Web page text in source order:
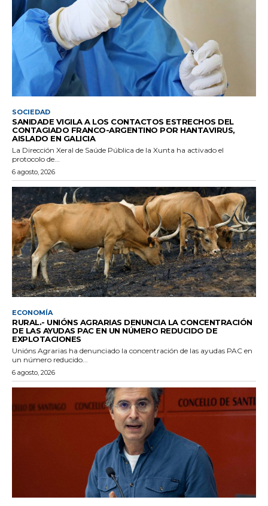
SOCIEDAD
SANIDADE VIGILA A LOS CONTACTOS ESTRECHOS DEL
CONTAGIADO FRANCO-ARGENTINO POR HANTAVIRUS,
AISLADO EN GALICIA
La Dirección Xeral de Saúde Pública de la Xunta ha activado el
protocolo de...
6 agosto, 2026
ECONOMÍA
RURAL.- UNIÓNS AGRARIAS DENUNCIA LA CONCENTRACIÓN
DE LAS AYUDAS PAC EN UN NÚMERO REDUCIDO DE
EXPLOTACIONES
Unións Agrarias ha denunciado la concentración de las ayudas PAC en
un número reducido...
6 agosto, 2026